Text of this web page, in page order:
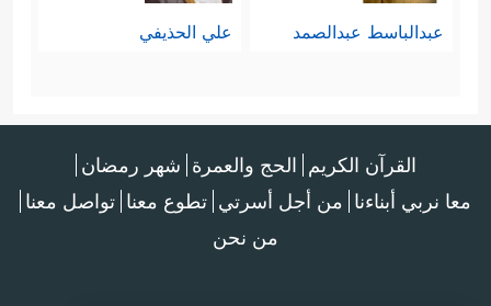
عبدالباسط عبدالصمد علي الحذيفي
القرآن الكريم الحج والعمرة شهر رمضان
معا نربي أبناءنا من أجل أسرتي تطوع معنا تواصل معنا
من نحن